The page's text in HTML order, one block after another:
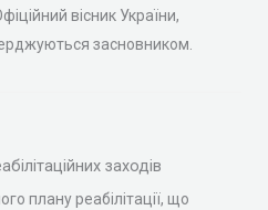
вісник України,
засновником.
заходів
плану реабілітації, що